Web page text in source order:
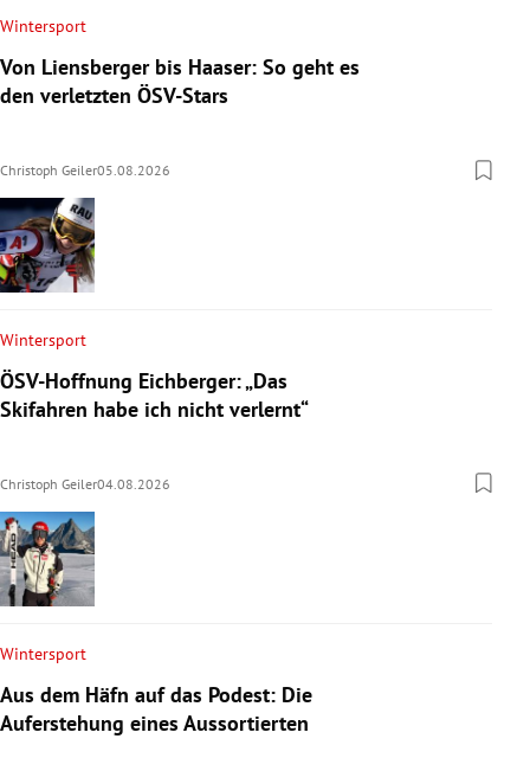
Wintersport
Von Liensberger bis Haaser: So geht es
den verletzten ÖSV-Stars
Christoph Geiler05.08.2026
Wintersport
ÖSV-Hoffnung Eichberger: „Das
Skifahren habe ich nicht verlernt“
Christoph Geiler04.08.2026
Wintersport
Aus dem Häfn auf das Podest: Die
Auferstehung eines Aussortierten